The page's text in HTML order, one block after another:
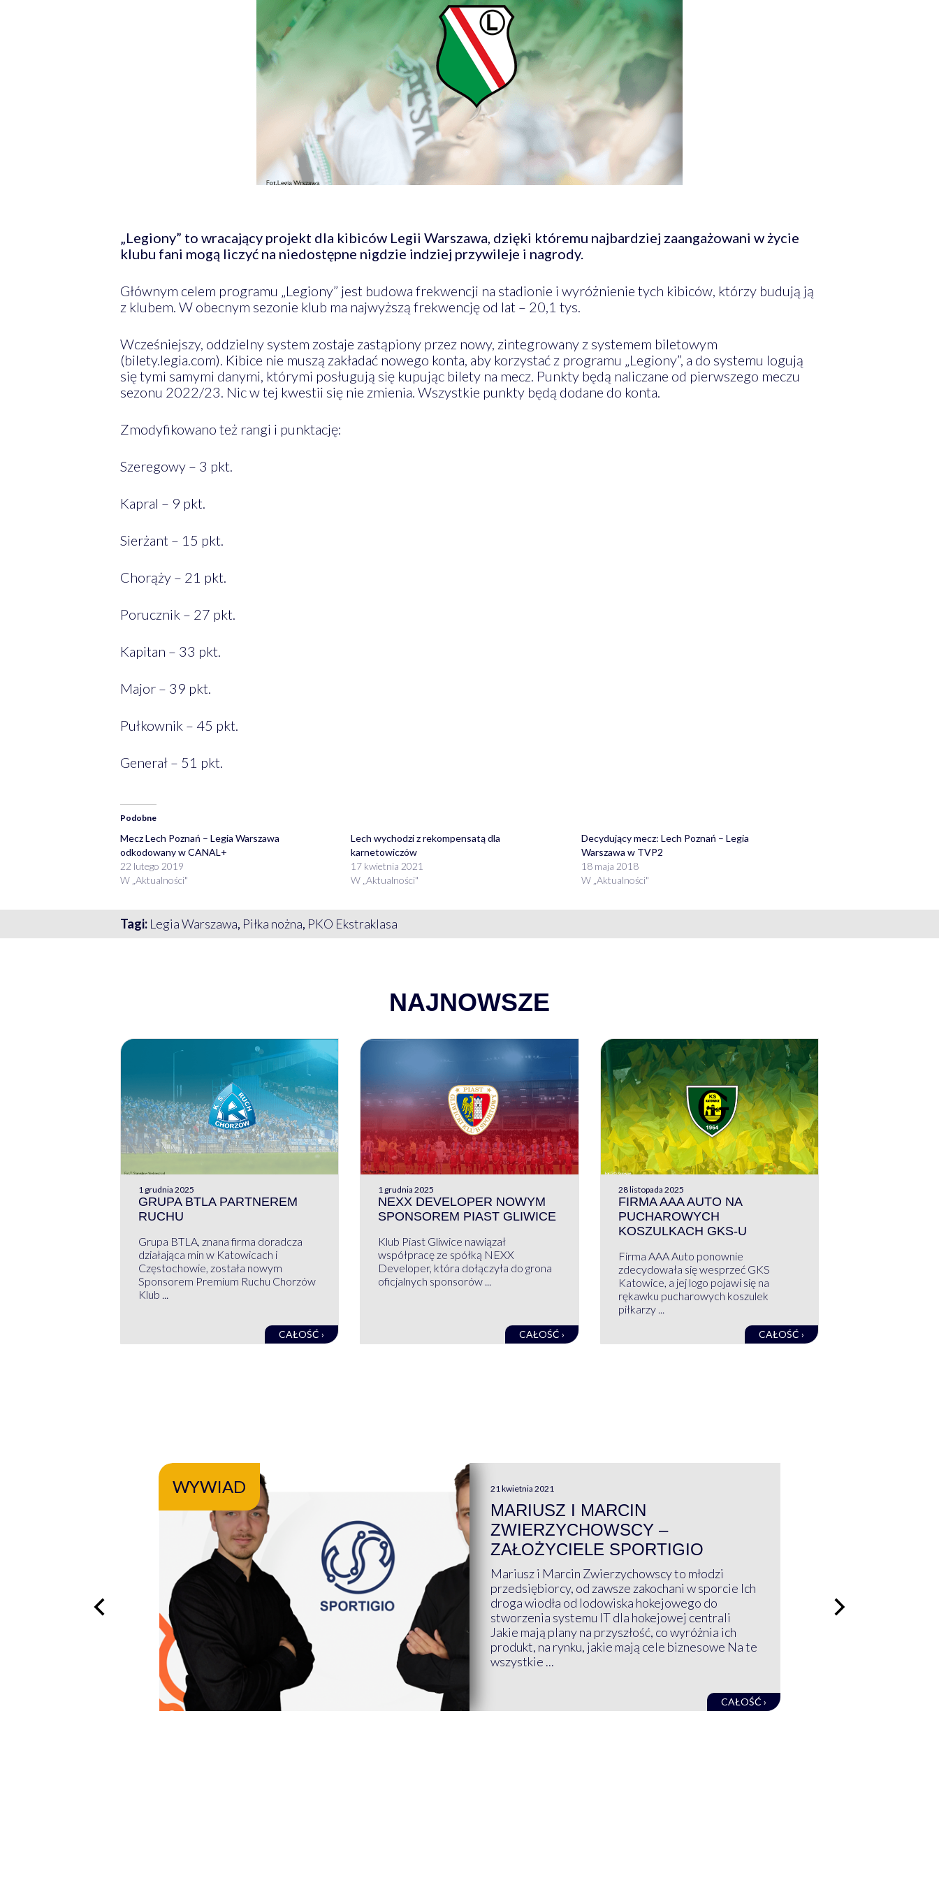
„Legiony” to wracający projekt dla kibiców Legii Warszawa, dzięki któremu najbardziej zaangażowani w życie
klubu fani mogą liczyć na niedostępne nigdzie indziej przywileje i nagrody.
Głównym celem programu „Legiony” jest budowa frekwencji na stadionie i wyróżnienie tych kibiców, którzy budują ją
z klubem. W obecnym sezonie klub ma najwyższą frekwencję od lat – 20,1 tys.
Wcześniejszy, oddzielny system zostaje zastąpiony przez nowy, zintegrowany z systemem biletowym
(bilety.legia.com). Kibice nie muszą zakładać nowego konta, aby korzystać z programu „Legiony”, a do systemu logują
się tymi samymi danymi, którymi posługują się kupując bilety na mecz. Punkty będą naliczane od pierwszego meczu
sezonu 2022/23. Nic w tej kwestii się nie zmienia. Wszystkie punkty będą dodane do konta.
Zmodyfikowano też rangi i punktację:
Szeregowy – 3 pkt.
Kapral – 9 pkt.
Sierżant – 15 pkt.
Chorąży – 21 pkt.
Porucznik – 27 pkt.
Kapitan – 33 pkt.
Major – 39 pkt.
Pułkownik – 45 pkt.
Generał – 51 pkt.
Podobne
Mecz Lech Poznań – Legia Warszawa
odkodowany w CANAL+
22 lutego 2019
W „Aktualności"
Lech wychodzi z rekompensatą dla
karnetowiczów
17 kwietnia 2021
W „Aktualności"
Decydujący mecz: Lech Poznań – Legia
Warszawa w TVP2
18 maja 2018
W „Aktualności"
Tagi: Legia Warszawa, Piłka nożna, PKO Ekstraklasa
NAJNOWSZE
1 grudnia 2025
GRUPA BTLA PARTNEREM
RUCHU
Grupa BTLA, znana firma doradcza
działająca min w Katowicach i
Częstochowie, została nowym
Sponsorem Premium Ruchu Chorzów
Klub ...
CAŁOŚĆ ›
1 grudnia 2025
NEXX DEVELOPER NOWYM
SPONSOREM PIAST GLIWICE
Klub Piast Gliwice nawiązał
współpracę ze spółką NEXX
Developer, która dołączyła do grona
oficjalnych sponsorów ...
CAŁOŚĆ ›
28 listopada 2025
FIRMA AAA AUTO NA
PUCHAROWYCH
KOSZULKACH GKS-U
Firma AAA Auto ponownie
zdecydowała się wesprzeć GKS
Katowice, a jej logo pojawi się na
rękawku pucharowych koszulek
piłkarzy ...
CAŁOŚĆ ›
WYWIAD 21 kwietnia 2021
MARIUSZ I MARCIN
ZWIERZYCHOWSCY –
ZAŁOŻYCIELE SPORTIGIO
Mariusz i Marcin Zwierzychowscy to młodzi
przedsiębiorcy, od zawsze zakochani w sporcie Ich
droga wiodła od lodowiska hokejowego do
stworzenia systemu IT dla hokejowej centrali
Jakie mają plany na przyszłość, co wyróżnia ich
produkt, na rynku, jakie mają cele biznesowe Na te
wszystkie ...
CAŁOŚĆ ›